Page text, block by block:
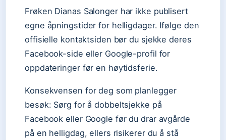
Frøken Dianas Salonger har ikke publisert
egne åpningstider for helligdager. Ifølge den
offisielle kontaktsiden bør du sjekke deres
Facebook-side eller Google-profil for
oppdateringer før en høytidsferie.
Konsekvensen for deg som planlegger
besøk: Sørg for å dobbeltsjekke på
Facebook eller Google før du drar avgårde
på en helligdag, ellers risikerer du å stå